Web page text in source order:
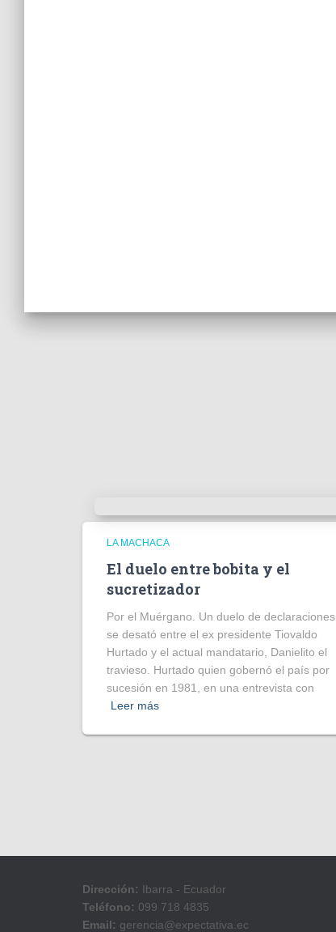
LA MACHACA
El duelo entre bobita y el
sucretizador
Por el Muérgano. Un duelo de declaraciones
se desató entre el ex presidente Tiovaldo
Hurtado y el actual mandatario, Danielito el
travieso. Hurtado quien gobernó el país por
sucesión en 1981, en una entrevista con
Leer más
Dirección: Ibarra - Ecuador
Teléfono: 099 718 4835
Email: gerencia@expectativa.ec